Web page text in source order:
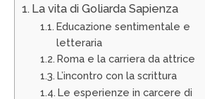
La vita di Goliarda Sapienza
Educazione sentimentale e
letteraria
Roma e la carriera da attrice
L’incontro con la scrittura
Le esperienze in carcere di